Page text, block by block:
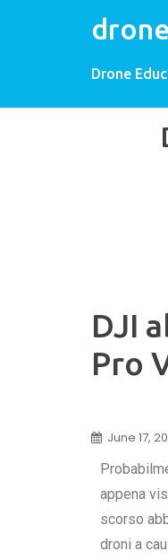
drone
Drone
DJI
Pro
June 17,
appena
scorso
droni a